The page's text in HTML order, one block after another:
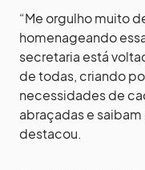
“Me orgulho muito
homenageando
secretaria está
de todas, criando
necessidades de
abraçadas e
destacou.